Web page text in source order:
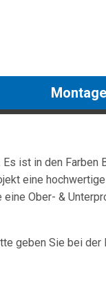
ist in den Farben
eine
Ober- &
geben Sie bei der